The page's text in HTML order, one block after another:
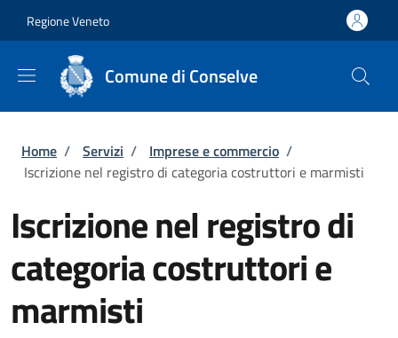
Regione Veneto
Comune di Conselve
Briciole di pane
Home / Servizi / Imprese e commercio /
Iscrizione nel registro di categoria costruttori e marmisti
Iscrizione nel registro di
categoria costruttori e
marmisti